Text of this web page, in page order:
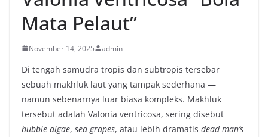
Mata Pelaut”
November 14, 2025 admin
Di tengah samudra tropis dan subtropis tersebar
sebuah makhluk laut yang tampak sederhana —
namun sebenarnya luar biasa kompleks. Makhluk
tersebut adalah Valonia ventricosa, sering disebut
bubble algae, sea grapes, atau lebih dramatis dead man’s